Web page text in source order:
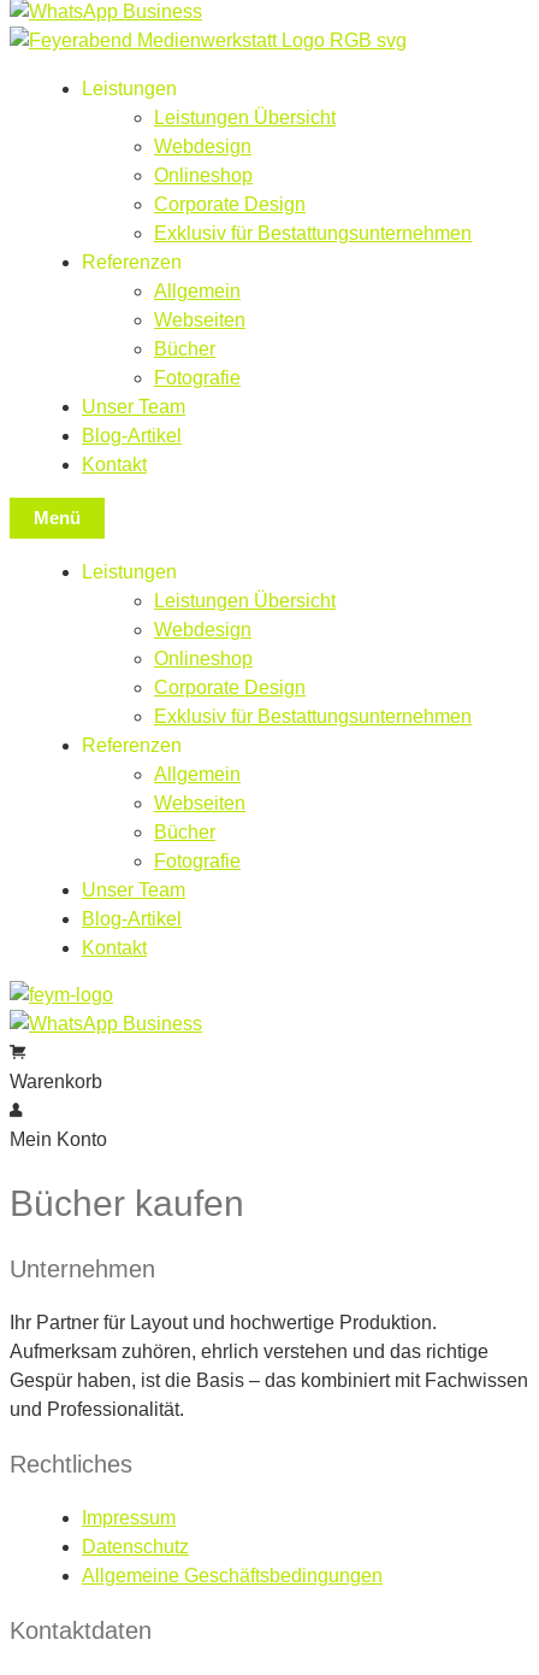
Leistungen
Leistungen Übersicht
Webdesign
Onlineshop
Corporate Design
Exklusiv für Bestattungsunternehmen
Referenzen
Allgemein
Webseiten
Bücher
Fotografie
Unser Team
Blog-Artikel
Kontakt
Menü
Leistungen
Leistungen Übersicht
Webdesign
Onlineshop
Corporate Design
Exklusiv für Bestattungsunternehmen
Referenzen
Allgemein
Webseiten
Bücher
Fotografie
Unser Team
Blog-Artikel
Kontakt
Warenkorb
Mein Konto
Bücher kaufen
Unternehmen
Ihr Partner für Layout und hochwertige Produktion.
Aufmerksam zuhören, ehrlich verstehen und das richtige
Gespür haben, ist die Basis – das kombiniert mit Fachwissen
und Professionalität.
Rechtliches
Impressum
Datenschutz
Allgemeine Geschäftsbedingungen
Kontaktdaten